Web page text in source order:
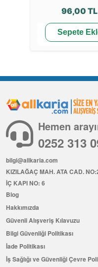
96,00 TL
Sepete
Hemen
0252 313
bilgi@allkaria.com
KIZILAĞAÇ MAH. ATA CAD.
İÇ KAPI NO: 6
Blog
Hakkımızda
Güvenli Alışveriş Kılavuzu
Bilgi Güvenliği Politikası
İade Politikası
İş Sağlığı ve Güvenliği Çevre